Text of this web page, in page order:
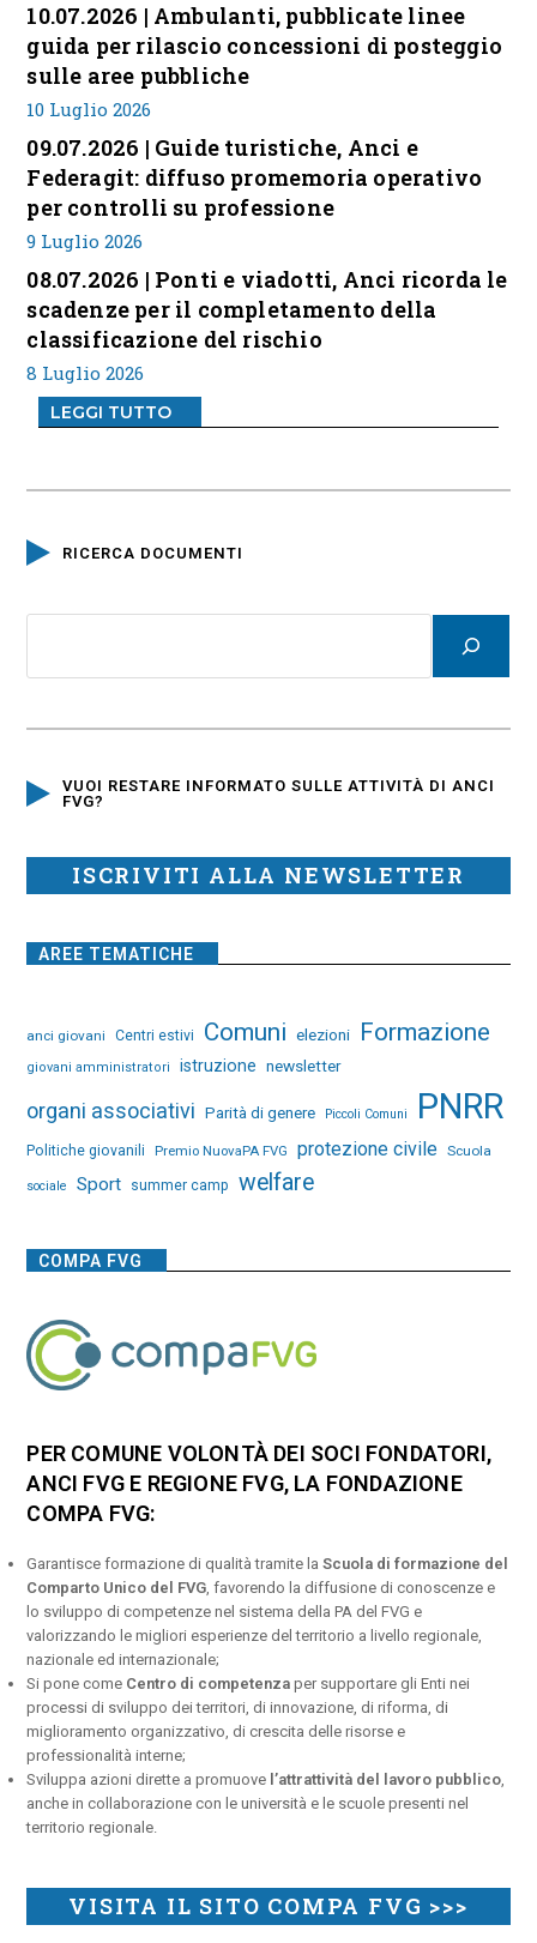
10.07.2026 | Ambulanti, pubblicate linee
guida per rilascio concessioni di posteggio
sulle aree pubbliche
10 Luglio 2026
09.07.2026 | Guide turistiche, Anci e
Federagit: diffuso promemoria operativo
per controlli su professione
9 Luglio 2026
08.07.2026 | Ponti e viadotti, Anci ricorda le
scadenze per il completamento della
classificazione del rischio
8 Luglio 2026
LEGGI TUTTO
RICERCA DOCUMENTI
VUOI RESTARE INFORMATO SULLE ATTIVITÀ DI ANCI
FVG?
ISCRIVITI ALLA NEWSLETTER
AREE TEMATICHE
anci giovani Centri estivi Comuni elezioni Formazione
giovani amministratori istruzione newsletter
organi associativi Parità di genere Piccoli Comuni PNRR
Politiche giovanili Premio NuovaPA FVG protezione civile Scuola
sociale Sport summer camp welfare
COMPA FVG
PER COMUNE VOLONTÀ DEI SOCI FONDATORI,
ANCI FVG E REGIONE FVG, LA FONDAZIONE
COMPA FVG:
Garantisce formazione di qualità tramite laScuola di formazione del
Comparto Unico del FVG , favorendo la diffusione di conoscenze e
lo sviluppo di competenze nel sistema della PA del FVG e
valorizzando le migliori esperienze del territorio a livello regionale,
nazionale ed internazionale;
Si pone come Centro di competenza per supportare gli Enti nei
processi di sviluppo dei territori, di innovazione, di riforma, di
miglioramento organizzativo, di crescita delle risorse e
professionalità interne;
Sviluppa azioni dirette a promuove l’attrattività del lavoro pubblico
anche in collaborazione con le università e le scuole presenti nel
territorio regionale.
VISITA IL SITO COMPA FVG >>>